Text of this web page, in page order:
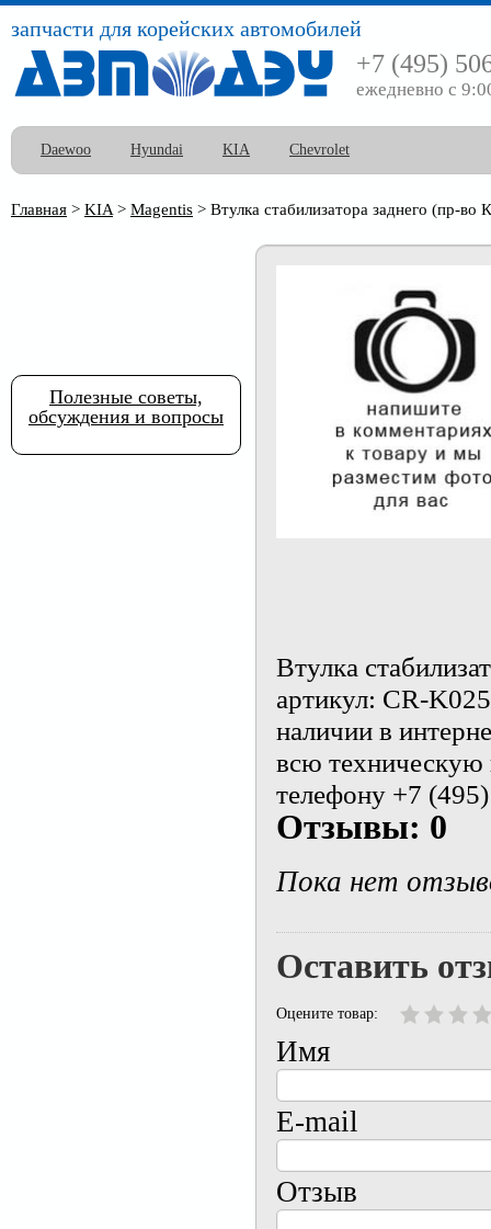
запчасти для корейских автомобилей
+7 (495)
ежедневно с
Daewoo Hyundai KIA Chevrolet
Главная > KIA > Magentis > Втулка стабилизатора заднего (пр-
Втулка
артикул: CR-
наличии в
всю
телефону +7
Отзывы: 0
Пока нет
Оставить
Оцените товар:
Имя
E-mail
Отзыв
Полезные советы,
обсуждения и вопросы